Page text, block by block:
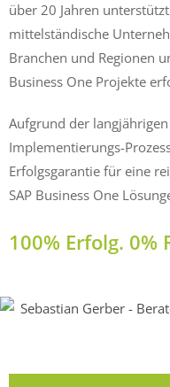
über 20 Jahren
mittelständische
Branchen und Regionen
Business One Projekte
Aufgrund der
Implementierungs-
Erfolgsgarantie für eine
SAP Business One
100% Erfolg. 0%